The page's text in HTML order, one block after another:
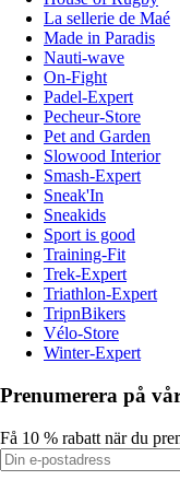
La sellerie de Maé
Made in Paradis
Nauti-wave
On-Fight
Padel-Expert
Pecheur-Store
Pet and Garden
Slowood Interior
Smash-Expert
Sneak'In
Sneakids
Sport is good
Training-Fit
Trek-Expert
Triathlon-Expert
TripnBikers
Vélo-Store
Winter-Expert
Prenumerera på
Få 10 % rabatt när du